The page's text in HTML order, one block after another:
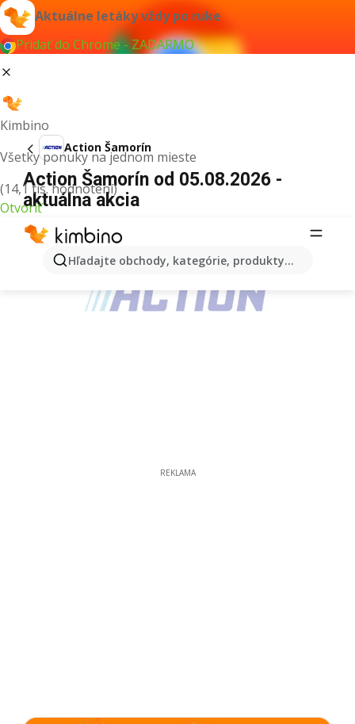
Aktuálne letáky vždy po ruke
Pridať do Chrome - ZADARMO
Kimbino
Všetky ponuky na jednom mieste
(14,1 tis. hodnotení)
Otvoriť
Hľadajte obchody, kategórie, produkty...
Action Šamorín
Action Šamorín od 05.08.2026 -
aktuálna akcia
REKLAMA